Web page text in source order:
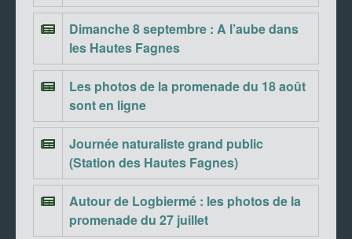
Dimanche 8 septembre : A l’aube dans
les Hautes Fagnes
Les photos de la promenade du 18 août
sont en ligne
Journée naturaliste grand public
(Station des Hautes Fagnes)
Autour de Logbiermé : les photos de la
promenade du 27 juillet